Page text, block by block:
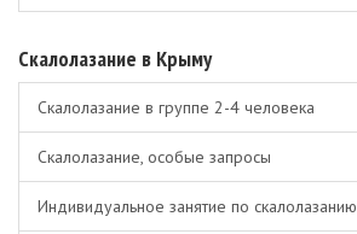
Скалолазание в Крыму
Скалолазание в группе 2-4 человека
Скалолазание, особые запросы
Индивидуальное занятие по скалолазанию